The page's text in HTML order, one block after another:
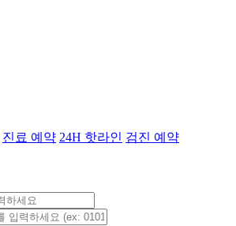
진료 예약 24H 핫라인 검진 예약